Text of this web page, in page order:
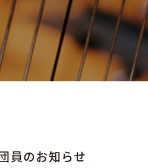
員のお知らせ